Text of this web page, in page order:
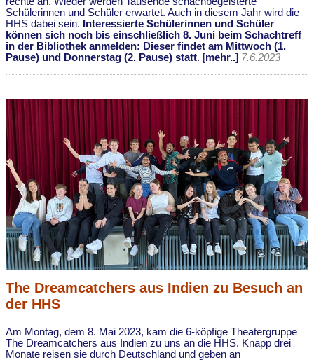
Schülerinnen und Schüler erwartet. Auch in diesem Jahr wird die
HHS dabei sein.
Interessierte Schülerinnen und Schüler
können sich noch bis einschließlich 8. Juni beim Schachtreff
in der Bibliothek anmelden: Dieser findet am Mittwoch (1.
Pause) und Donnerstag (2. Pause) statt. [mehr..] 7.6.2023
The Dreamcatchers aus Indien zu Besuch an
der HHS
Am Montag, dem 8. Mai 2023, kam die 6-köpfige Theatergruppe
The Dreamcatchers aus Indien zu uns an die HHS. Knapp drei
Monate reisen sie durch Deutschland und geben an